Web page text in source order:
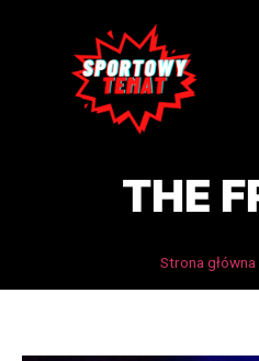
THE
Strona główna